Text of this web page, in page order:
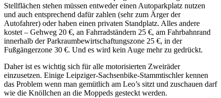
Stellflächen stehen müssen entweder einen Autoparkplatz nutzen
und auch entsprechend dafür zahlen (sehr zum Ärger der
Autofahrer) oder haben einen privaten Standplatz. Alles andere
kostet – Gehweg 20 €, an Fahrradständern 25 €, am Fahrbahnrand
innerhalb der Parkraumbewirtschaftungszone 25 €, in der
Fußgängerzone 30 €. Und es wird kein Auge mehr zu gedrückt.
Daher ist es wichtig sich für alle motorisierten Zweiräder
einzusetzen. Einige Leipziger-Sachsenbike-Stammtischler kennen
das Problem wenn man gemütlich am Leo’s sitzt und zuschauen darf
wie die Knöllchen an die Moppeds gesteckt werden.